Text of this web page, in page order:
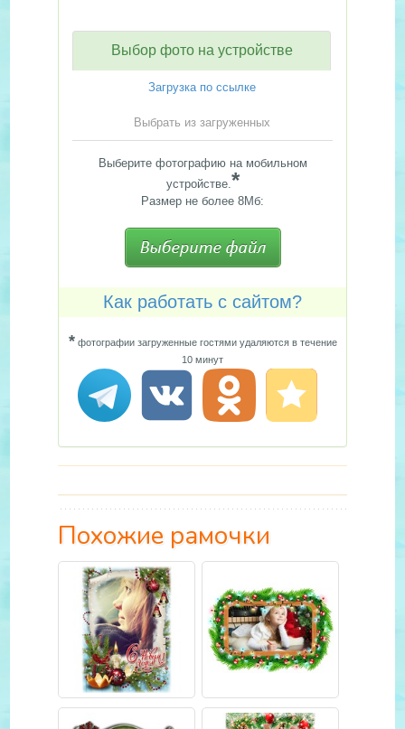
Выбор фото на устройстве
Загрузка по ссылке
Выбрать из загруженных
Выберите фотографию на мобильном
устройстве.*
Размер не более 8Мб:
Как работать с сайтом?
*фотографии загруженные гостями удаляются в течение
10 минут
Похожие рамочки